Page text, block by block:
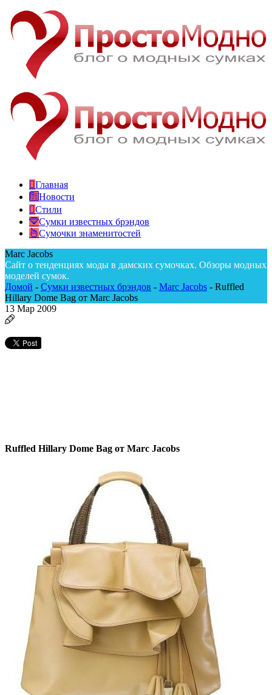
Главная
Новости
Стили
Сумки известных брэндов
Сумочки знаменитостей
Marc Jacobs
Сайт о тенденциях моды в дамских сумочках. Обзоры модных
моделей сумок.
Домой - Сумки известных брэндов - Marc Jacobs - Ruffled
Hillary Dome Bag от Marc Jacobs
13 Мар 2009
Ruffled Hillary Dome Bag от Marc Jacobs